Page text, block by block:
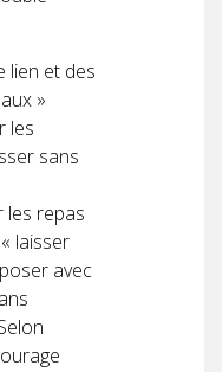
lien et des
»
les
sans
les repas
laisser
avec